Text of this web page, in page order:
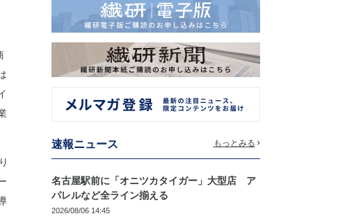
速報ニュース もっとみる
名古屋駅前に「オニツカタイガー」大型店 ア
パレルなど全ライン揃える
2026/08/06 14:45